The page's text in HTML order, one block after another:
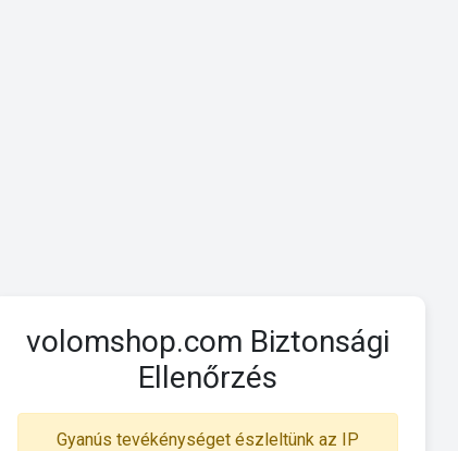
volomshop.com Biztonsági
Ellenőrzés
Gyanús tevékénységet észleltünk az IP